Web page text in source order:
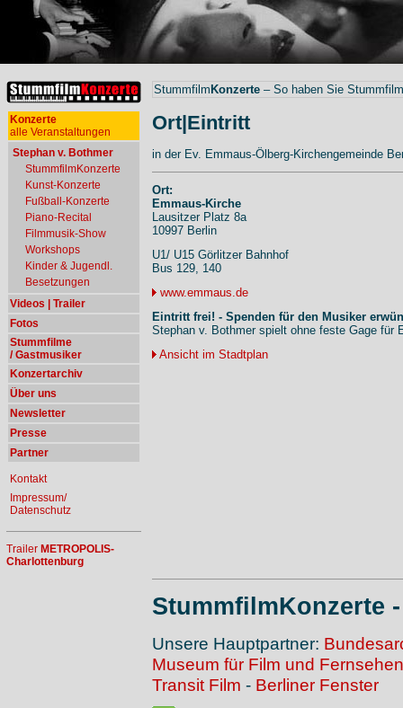
Konzerte
alle Veranstaltungen
Stephan v. Bothmer
StummfilmKonzerte
Kunst-Konzerte
Fußball-Konzerte
Piano-Recital
Filmmusik-Show
Workshops
Kinder & Jugendl.
Besetzungen
Videos | Trailer
Fotos
Stummfilme
/ Gastmusiker
Konzertarchiv
Über uns
Newsletter
Presse
Partner
Kontakt
Impressum/
Datenschutz
Trailer METROPOLIS-
Charlottenburg
Stummfilm Konzerte – So haben Sie
Ort|Eintritt
in der Ev. Emmaus-Ölberg-Kirchengemeinde
Ort:
Emmaus-Kirche
Lausitzer Platz 8a
10997 Berlin
U1/ U15 Görlitzer Bahnhof
Bus 129, 140
www.emmaus.de
Eintritt frei! - Spenden für den Musiker
Stephan v. Bothmer spielt ohne feste Gage für
Ansicht im Stadtplan
StummfilmKonzerte
Unsere Hauptpartner:
Museum für Film und Fernsehen
Transit Film - Berliner Fenster